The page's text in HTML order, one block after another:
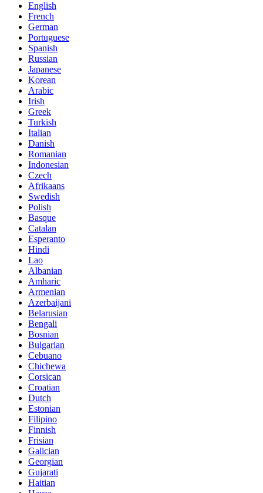
English
French
German
Portuguese
Spanish
Russian
Japanese
Korean
Arabic
Irish
Greek
Turkish
Italian
Danish
Romanian
Indonesian
Czech
Afrikaans
Swedish
Polish
Basque
Catalan
Esperanto
Hindi
Lao
Albanian
Amharic
Armenian
Azerbaijani
Belarusian
Bengali
Bosnian
Bulgarian
Cebuano
Chichewa
Corsican
Croatian
Dutch
Estonian
Filipino
Finnish
Frisian
Galician
Georgian
Gujarati
Haitian